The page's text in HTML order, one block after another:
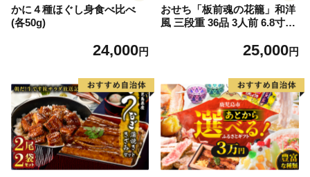
かに４種ほぐし身食べ比べ
(各50g)
24,000円
おせち「板前魂の花籠」和洋
風 三段重 36品 3人前 6.8寸
せち お節 惣菜 冷凍 先行予約
25,000円